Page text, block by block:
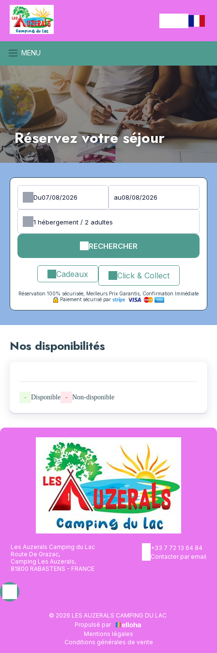
MENU
Réservez votre séjour
Du au
1 hébergement / 2 adultes
RECHERCHER
Cadeaux Click & Collect
Réservation 100% sécurisée, Meilleurs Prix Garantis, Confirmation Immédiate
Paiement sécurisé par
Nos disponibilités
- Disponible - Non-disponible
Les Auzerals Camping du Lac
Route De Grazac,
Camping Les Auzerals,
81800 RABASTENS - FRANCE
+33 7 72 13 64 84
Contacter par email
© 2026 LES AUZERALS CAMPING DU LAC
Propulsé par
Mentions légales
Conditions générales de vente